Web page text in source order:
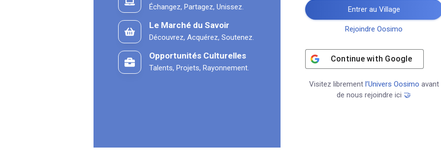
Échangez, Partagez, Unissez.
Le Marché du Savoir
Découvrez, Acquérez, Soutenez.
Opportunités Culturelles
Talents, Projets, Rayonnement.
Entrer au Village
Rejoindre Oosimo
Continue with Google
Visitez librement l’Univers Oosimo avant
de nous rejoindre ici 🤝